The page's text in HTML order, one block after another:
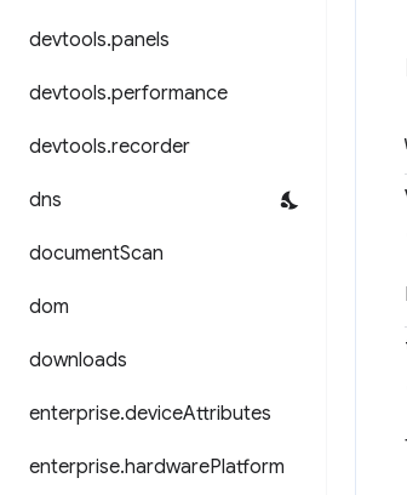
devtools.panels
devtools.performance
devtools.recorder
dns
documentScan
dom
downloads
enterprise.deviceAttributes
enterprise.hardwarePlatform